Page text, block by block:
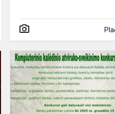
Advento
koncertas